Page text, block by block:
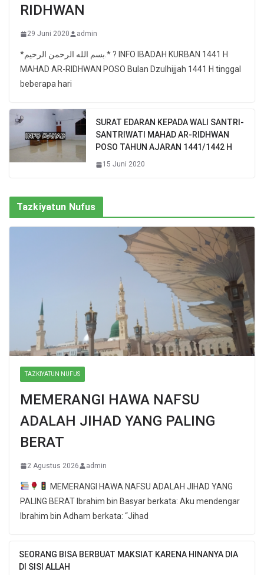
RIDHWAN
29 Juni 2020 admin
*بسم الله الرحمن الرحيم.* ? INFO IBADAH KURBAN 1441 H
MAHAD AR-RIDHWAN POSO Bulan Dzulhijjah 1441 H tinggal
beberapa hari
SURAT EDARAN KEPADA WALI SANTRI-
SANTRIWATI MAHAD AR-RIDHWAN
POSO TAHUN AJARAN 1441/1442 H
15 Juni 2020
Tazkiyatun Nufus
TAZKIYATUN NUFUS
MEMERANGI HAWA NAFSU
ADALAH JIHAD YANG PALING
BERAT
2 Agustus 2026 admin
MEMERANGI HAWA NAFSU ADALAH JIHAD YANG
PALING BERAT Ibrahim bin Basyar berkata: Aku mendengar
Ibrahim bin Adham berkata: “Jihad
SEORANG BISA BERBUAT MAKSIAT KARENA HINANYA DIA
DI SISI ALLAH